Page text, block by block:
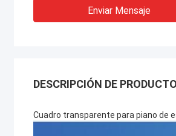
Enviar Mensaje
DESCRIPCIÓN DE PRODUCTO
Cuadro transparente para piano de